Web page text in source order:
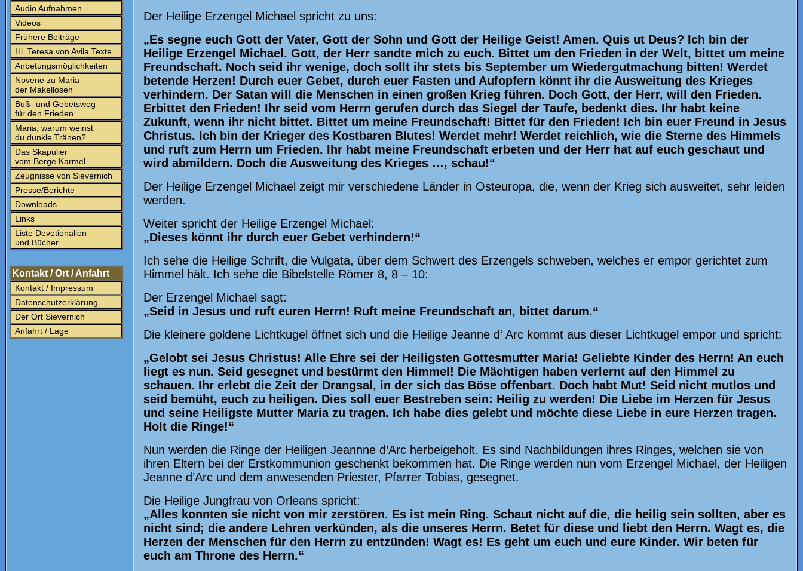
Audio Aufnahmen
Videos
Frühere Beiträge
Hl. Teresa von Avila Texte
Anbetungsmöglichkeiten
Novene zu Maria
der Makellosen
Buß- und Gebetsweg
für den Frieden
Maria, warum weinst
du dunkle Tränen?
Das Skapulier
vom Berge Karmel
Zeugnisse von Sievernich
Presse/Berichte
Downloads
Links
Liste Devotionalien
und Bücher
Kontakt / Ort / Anfahrt
Kontakt / Impressum
Datenschutzerklärung
Der Ort Sievernich
Anfahrt / Lage
Der Heilige Erzengel Michael spricht zu uns:
„Es segne euch Gott der Vater, Gott der Sohn und Gott der Heilige Geist! Amen. Quis ut Deus? Ich bin der
Heilige Erzengel Michael. Gott, der Herr sandte mich zu euch. Bittet um den Frieden in der Welt, bittet um meine
Freundschaft. Noch seid ihr wenige, doch sollt ihr stets bis September um Wiedergutmachung bitten! Werdet
betende Herzen! Durch euer Gebet, durch euer Fasten und Aufopfern könnt ihr die Ausweitung des Krieges
verhindern. Der Satan will die Menschen in einen großen Krieg führen. Doch Gott, der Herr, will den Frieden.
Erbittet den Frieden! Ihr seid vom Herrn gerufen durch das Siegel der Taufe, bedenkt dies. Ihr habt keine
Zukunft, wenn ihr nicht bittet. Bittet um meine Freundschaft! Bittet für den Frieden! Ich bin euer Freund in Jesus
Christus. Ich bin der Krieger des Kostbaren Blutes! Werdet mehr! Werdet reichlich, wie die Sterne des Himmels
und ruft zum Herrn um Frieden. Ihr habt meine Freundschaft erbeten und der Herr hat auf euch geschaut und
wird abmildern. Doch die Ausweitung des Krieges …, schau!“
Der Heilige Erzengel Michael zeigt mir verschiedene Länder in Osteuropa, die, wenn der Krieg sich ausweitet, sehr leiden
werden.
Weiter spricht der Heilige Erzengel Michael:
„Dieses könnt ihr durch euer Gebet verhindern!“
Ich sehe die Heilige Schrift, die Vulgata, über dem Schwert des Erzengels schweben, welches er empor gerichtet zum
Himmel hält. Ich sehe die Bibelstelle Römer 8, 8 – 10:
Der Erzengel Michael sagt:
„Seid in Jesus und ruft euren Herrn! Ruft meine Freundschaft an, bittet darum.“
Die kleinere goldene Lichtkugel öffnet sich und die Heilige Jeanne d‘ Arc kommt aus dieser Lichtkugel empor und spricht:
„Gelobt sei Jesus Christus! Alle Ehre sei der Heiligsten Gottesmutter Maria! Geliebte Kinder des Herrn! An euch
liegt es nun. Seid gesegnet und bestürmt den Himmel! Die Mächtigen haben verlernt auf den Himmel zu
schauen. Ihr erlebt die Zeit der Drangsal, in der sich das Böse offenbart. Doch habt Mut! Seid nicht mutlos und
seid bemüht, euch zu heiligen. Dies soll euer Bestreben sein: Heilig zu werden! Die Liebe im Herzen für Jesus
und seine Heiligste Mutter Maria zu tragen. Ich habe dies gelebt und möchte diese Liebe in eure Herzen tragen.
Holt die Ringe!“
Nun werden die Ringe der Heiligen Jeannne d’Arc herbeigeholt. Es sind Nachbildungen ihres Ringes, welchen sie von
ihren Eltern bei der Erstkommunion geschenkt bekommen hat. Die Ringe werden nun vom Erzengel Michael, der Heiligen
Jeanne d’Arc und dem anwesenden Priester, Pfarrer Tobias, gesegnet.
Die Heilige Jungfrau von Orleans spricht:
„Alles konnten sie nicht von mir zerstören. Es ist mein Ring. Schaut nicht auf die, die heilig sein sollten, aber es
nicht sind; die andere Lehren verkünden, als die unseres Herrn. Betet für diese und liebt den Herrn. Wagt es, die
Herzen der Menschen für den Herrn zu entzünden! Wagt es! Es geht um euch und eure Kinder. Wir beten für
euch am Throne des Herrn.“